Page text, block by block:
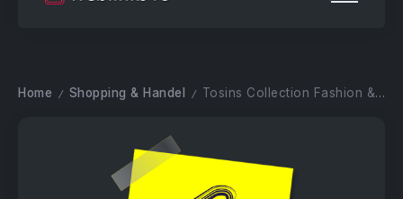
Home / Shopping & Handel / Tosins Collection Fashion & Schuhe